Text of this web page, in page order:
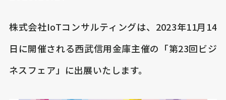
株式会社IoTコンサルティングは、2023年11月14
日に開催される西武信用金庫主催の「第23回ビジ
ネスフェア」に出展いたします。